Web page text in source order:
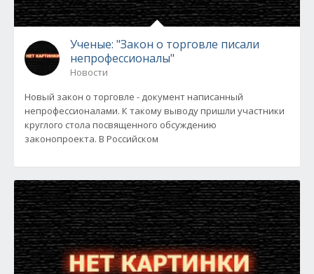
Ученые: "Закон о торговле писали
непрофессионалы"
Новости
Новый закон о торговле - документ написанный
непрофессионалами. К такому выводу пришли участники
круглого стола посвященного обсуждению
законопроекта. В Российском